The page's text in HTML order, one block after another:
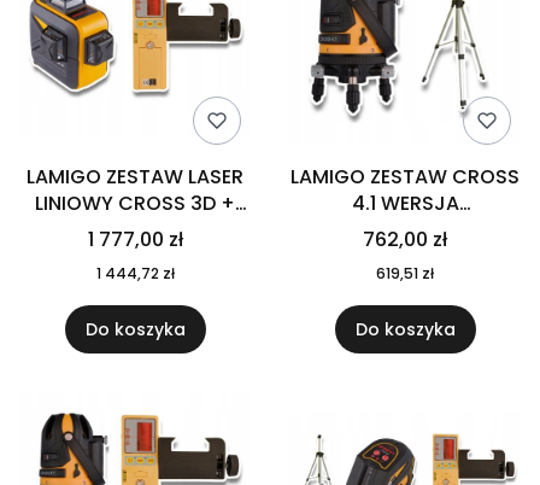
LAMIGO ZESTAW LASER
LINIOWY CROSS 3D +
RC-9
1 777,00 zł
1 444,72 zł
Do koszyka
LAMIGO ZESTAW CROSS
4.1 WERSJA
PODSTAWOWA+STL145
M
762,00 zł
619,51 zł
Do koszyka